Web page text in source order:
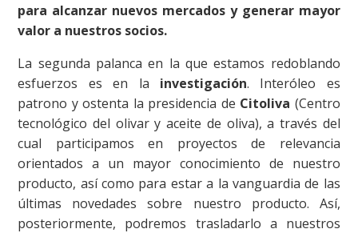
para alcanzar nuevos mercados y generar mayor
valor a nuestros socios.
La segunda palanca en la que estamos redoblando
esfuerzos es en la investigación. Interóleo es
patrono y ostenta la presidencia de Citoliva (Centro
tecnológico del olivar y aceite de oliva), a través del
cual participamos en proyectos de relevancia
orientados a un mayor conocimiento de nuestro
producto, así como para estar a la vanguardia de las
últimas novedades sobre nuestro producto. Así,
posteriormente, podremos trasladarlo a nuestros